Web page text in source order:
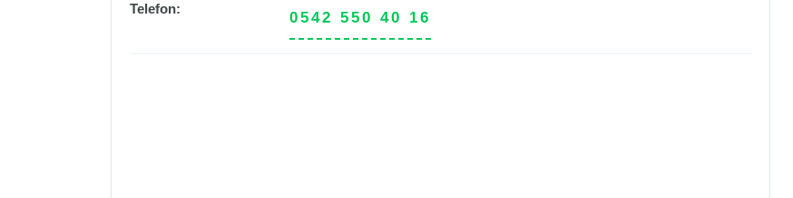
Telefon:
0542 550 40 16